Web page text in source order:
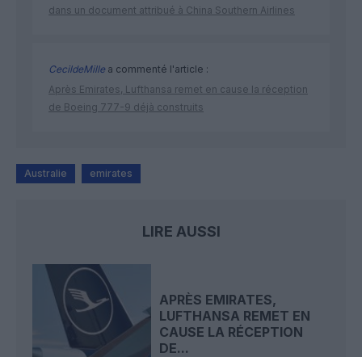
dans un document attribué à China Southern Airlines
CecildeMillea commenté l'article :
Après Emirates, Lufthansa remet en cause la réception
de Boeing 777-9 déjà construits
Australie emirates
LIRE AUSSI
APRÈS EMIRATES,
LUFTHANSA REMET EN
CAUSE LA RÉCEPTION
DE...